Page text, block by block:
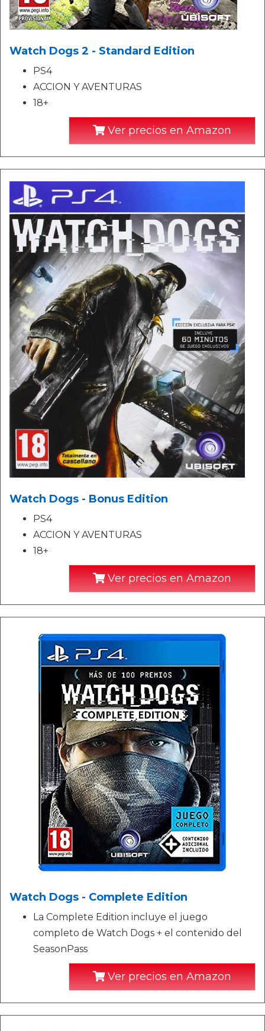
Watch Dogs 2 - Standard Edition
PS4
ACCION Y AVENTURAS
18+
Ver precios en Amazon
Watch Dogs - Bonus Edition
PS4
ACCION Y AVENTURAS
18+
Ver precios en Amazon
Watch Dogs - Complete Edition
La Complete Edition incluye el juego
completo de Watch Dogs + el contenido del
SeasonPass
Ver precios en Amazon